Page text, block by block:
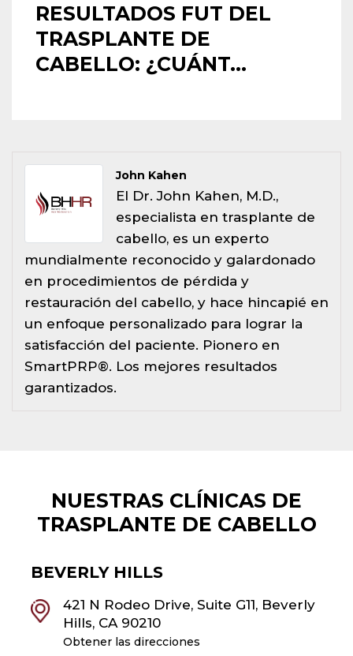
RESULTADOS FUT DEL
TRASPLANTE DE
CABELLO: ¿CUÁNT...
John Kahen
El Dr. John Kahen, M.D.,
especialista en trasplante de
cabello, es un experto
mundialmente reconocido y galardonado
en procedimientos de pérdida y
restauración del cabello, y hace hincapié en
un enfoque personalizado para lograr la
satisfacción del paciente. Pionero en
SmartPRP®. Los mejores resultados
garantizados.
NUESTRAS CLÍNICAS DE
TRASPLANTE DE CABELLO
BEVERLY HILLS
421 N Rodeo Drive, Suite G11, Beverly
Hills, CA 90210
Obtener las direcciones